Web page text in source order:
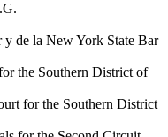
de la New York State Bar
the Southern District of
for the Southern District